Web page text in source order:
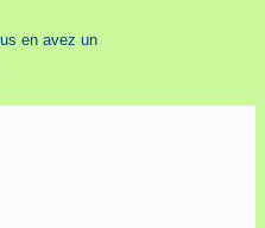
en avez un